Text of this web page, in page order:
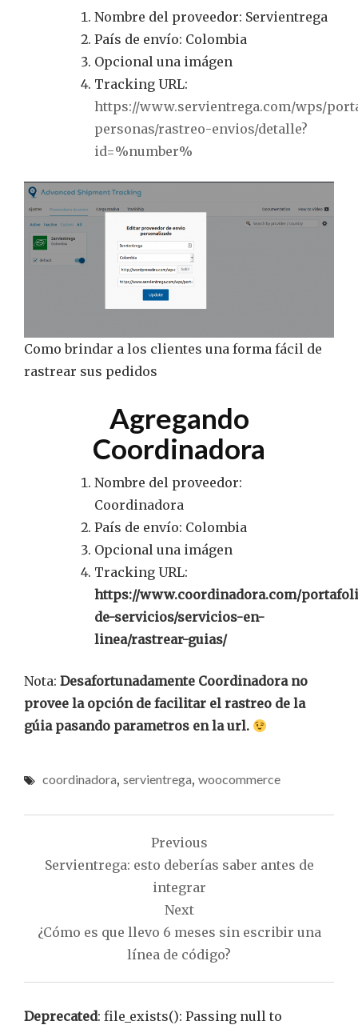
Nombre del proveedor: Servientrega
País de envío: Colombia
Opcional una imágen
Tracking URL:
https://www.servientrega.com/wps/
personas/rastreo-envios/detalle?
id=%number%
Como brindar a los clientes una forma fácil de
rastrear sus pedidos
Agregando
Coordinadora
Nombre del proveedor:
Coordinadora
País de envío: Colombia
Opcional una imágen
Tracking URL:
https://www.coordinadora.com/
de-servicios/servicios-en-
linea/rastrear-guias/
Nota: Desafortunadamente Coordinadora no
provee la opción de facilitar el rastreo de la
gúia pasando parametros en la url.
coordinadora, servientrega, woocommerce
Navegación
de
Previous
Servientrega: esto deberías saber antes de
integrar
Next
¿Cómo es que llevo 6 meses sin escribir una
línea de código?
Deprecated: file_exists(): Passing null to